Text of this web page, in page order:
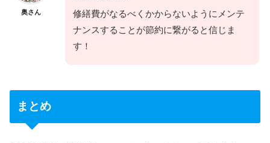
奥さん
修繕費がなるべくかからないようにメンテ
ナンスすることが節約に繋がると信じま
す！
まとめ